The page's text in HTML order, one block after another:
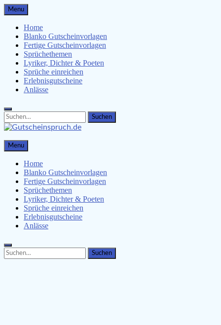
Skip
to
content
Menu
Home
Blanko Gutscheinvorlagen
Fertige Gutscheinvorlagen
Sprüchethemen
Lyriker, Dichter & Poeten
Sprüche einreichen
Erlebnisgutscheine
Anlässe
Search
for:
Search
Gutscheinspruch.de
Gutscheinsprüche & Gutscheinvorlagen finden
Menu
Home
Blanko Gutscheinvorlagen
Fertige Gutscheinvorlagen
Sprüchethemen
Lyriker, Dichter & Poeten
Sprüche einreichen
Erlebnisgutscheine
Anlässe
Search
for:
Search